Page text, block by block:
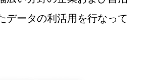
データの利活用を行なって